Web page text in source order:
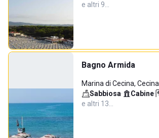
e altri 9…
Bagno Armida
Marina di Cecina, Cecina
Sabbiosa· Cabine·
e altri 13…